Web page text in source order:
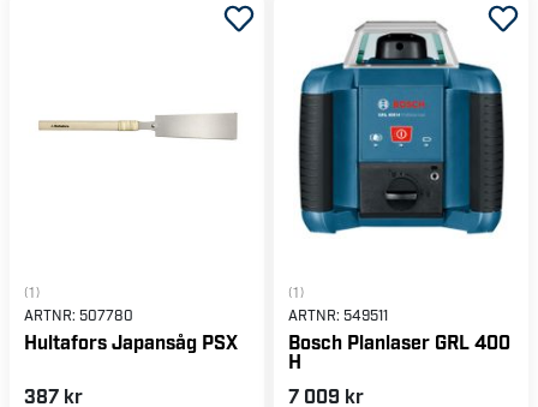
(1)
ARTNR: 507780
Hultafors Japansåg PSX
387 kr
(1)
ARTNR: 549511
Bosch Planlaser GRL 400
H
7 009 kr